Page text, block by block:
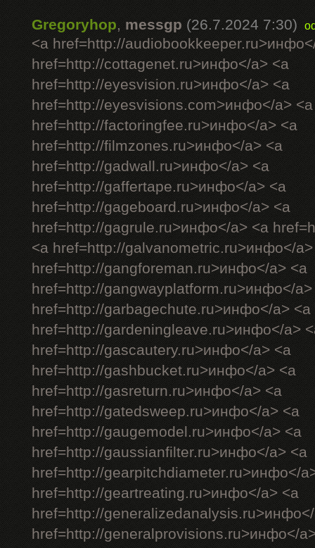
Gregoryhop,messgp (26.7.2024 7:30)
<a href=http://
href=http://cottagenet.ru>инфо</a> <a
href=http://eyesvision.ru>инфо</a> <a
href=http://eyesvisions.com>инфо</a> <a
href=http://factoringfee.ru>инфо</a> <a
href=http://filmzones.ru>инфо</a> <a
href=http://gadwall.ru>инфо</a> <a
href=http://gaffertape.ru>инфо</a> <a
href=http://gageboard.ru>инфо</a> <a
href=http://gagrule.ru>инфо</a> <a
<a href=http://galvanometric.ru>инфо</
href=http://gangforeman.ru>инфо</a> <a
href=http://gangwayplatform.ru>инфо</a>
href=http://garbagechute.ru>инфо</a> <a
href=http://gardeningleave.ru>инфо</a>
href=http://gascautery.ru>инфо</a> <a
href=http://gashbucket.ru>инфо</a> <a
href=http://gasreturn.ru>инфо</a> <a
href=http://gatedsweep.ru>инфо</a> <a
href=http://gaugemodel.ru>инфо</a> <a
href=http://gaussianfilter.ru>инфо</a> <a
href=http://gearpitchdiameter.ru>инфо</
href=http://geartreating.ru>инфо</a> <a
href=http://
href=http://generalprovisions.ru>инфо</